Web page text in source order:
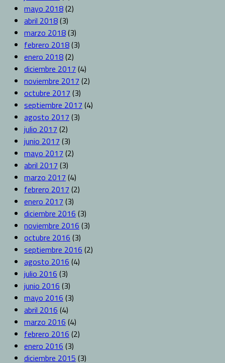
mayo 2018(2)
abril 2018(3)
marzo 2018(3)
febrero 2018(3)
enero 2018(2)
diciembre 2017 (4)
noviembre 2017 (2)
octubre 2017 (3)
septiembre 2017 (4)
agosto 2017 (3)
julio 2017 (2)
junio 2017 (3)
mayo 2017 (2)
abril 2017 (3)
marzo 2017 (4)
febrero 2017 (2)
enero 2017 (3)
diciembre 2016 (3)
noviembre 2016 (3)
octubre 2016 (3)
septiembre 2016 (2)
agosto 2016 (4)
julio 2016 (3)
junio 2016 (3)
mayo 2016 (3)
abril 2016 (4)
marzo 2016 (4)
febrero 2016 (2)
enero 2016 (3)
diciembre 2015 (3)